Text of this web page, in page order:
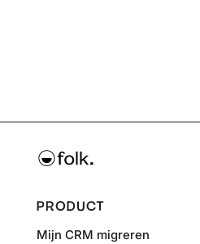
PRODUCT
Mijn CRM migreren